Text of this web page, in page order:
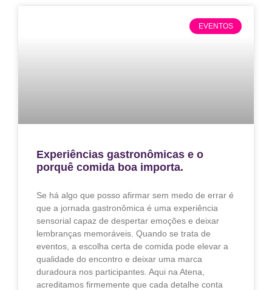
EVENTOS
Experiências gastronômicas e o
porquê comida boa importa.
Se há algo que posso afirmar sem medo de errar é
que a jornada gastronômica é uma experiência
sensorial capaz de despertar emoções e deixar
lembranças memoráveis. Quando se trata de
eventos, a escolha certa de comida pode elevar a
qualidade do encontro e deixar uma marca
duradoura nos participantes. Aqui na Atena,
acreditamos firmemente que cada detalhe conta